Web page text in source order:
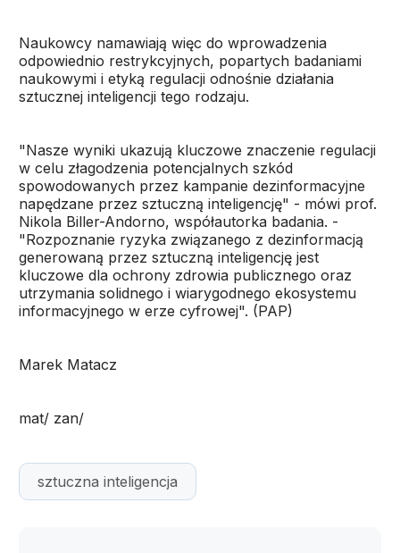
Naukowcy namawiają więc do wprowadzenia
odpowiednio restrykcyjnych, popartych badaniami
naukowymi i etyką regulacji odnośnie działania
sztucznej inteligencji tego rodzaju.
"Nasze wyniki ukazują kluczowe znaczenie regulacji
w celu złagodzenia potencjalnych szkód
spowodowanych przez kampanie dezinformacyjne
napędzane przez sztuczną inteligencję" - mówi prof.
Nikola Biller-Andorno, współautorka badania. -
"Rozpoznanie ryzyka związanego z dezinformacją
generowaną przez sztuczną inteligencję jest
kluczowe dla ochrony zdrowia publicznego oraz
utrzymania solidnego i wiarygodnego ekosystemu
informacyjnego w erze cyfrowej". (PAP)
Marek Matacz
mat/ zan/
sztuczna inteligencja